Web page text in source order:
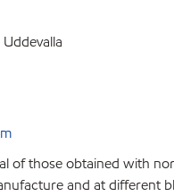
of those obtained with
and at different